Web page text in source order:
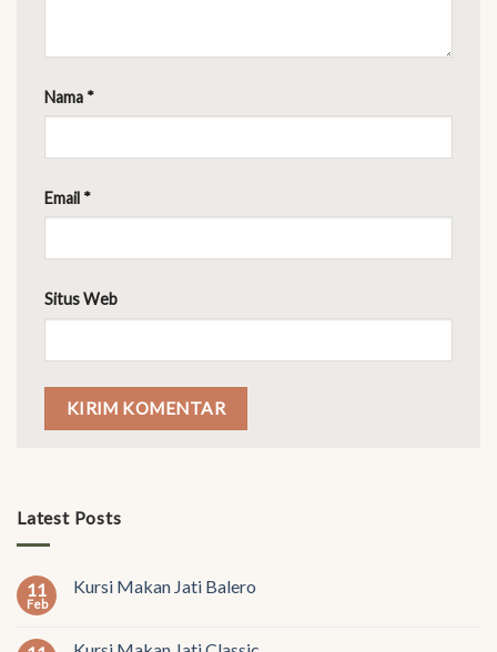
Nama *
Email *
Situs Web
Latest Posts
11
Feb
Kursi Makan Jati Balero